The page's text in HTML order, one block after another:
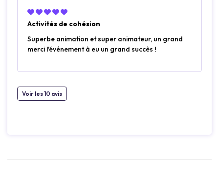
Activités de cohésion
Superbe animation et super animateur, un grand
merci l'événement à eu un grand succès !
Voir les 10 avis